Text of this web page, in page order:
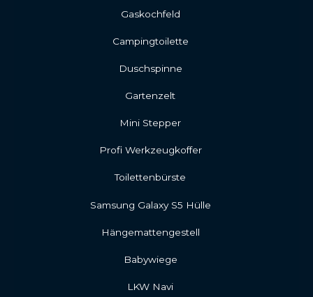
Gaskochfeld
Campingtoilette
Duschspinne
Gartenzelt
Mini Stepper
Profi Werkzeugkoffer
Toilettenbürste
Samsung Galaxy S5 Hülle
Hängemattengestell
Babywiege
LKW Navi